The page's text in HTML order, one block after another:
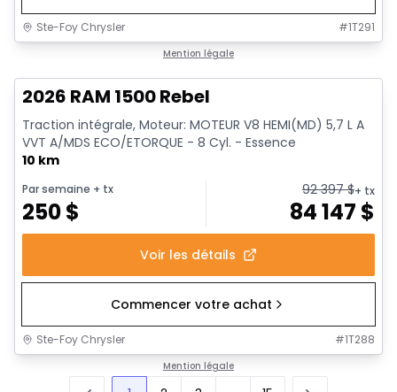
Ste-Foy Chrysler #1T291
Mention légale
2026 RAM 1500 Rebel
Traction intégrale, Moteur: MOTEUR V8 HEMI(MD) 5,7 L A
VVT A/MDS ECO/ETORQUE - 8 Cyl. - Essence
10 km
Par semaine + tx
250$
92 397$+ tx
84 147 $
Voir les détails
Commencer votre achat
Ste-Foy Chrysler #1T288
Mention légale